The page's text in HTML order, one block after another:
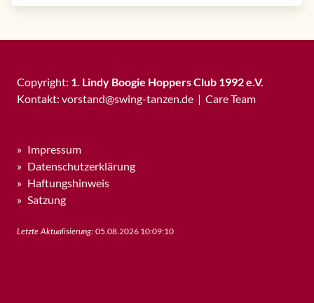
Copyright: 1. Lindy Boogie Hoppers Club 1992 e.V.
Kontakt: vorstand@swing-tanzen de | Care Team
Impressum
Datenschutzerklärung
Haftungshinweis
Satzung
Letzte Aktualisierung: 05.08.2026 10:09:10